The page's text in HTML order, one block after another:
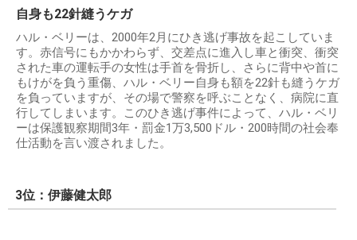
自身も22針縫うケガ
ハル・ベリーは、2000年2月にひき逃げ事故を起こしていま
す。赤信号にもかかわらず、交差点に進入し車と衝突、衝突
された車の運転手の女性は手首を骨折し、さらに背中や首に
もけがを負う重傷、ハル・ベリー自身も額を22針も縫うケガ
を負っていますが、その場で警察を呼ぶことなく、病院に直
行してしまいます。このひき逃げ事件によって、ハル・ベリ
ーは保護観察期間3年・罰金1万3,500ドル・200時間の社会奉
仕活動を言い渡されました。
3位：伊藤健太郎